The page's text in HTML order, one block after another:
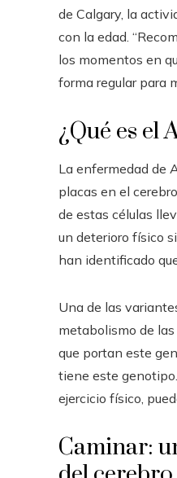
de Calgary, la
con la edad.
los momentos en
forma regular para
¿Qué es el
La enfermedad de
placas en el
de estas células
un deterioro físico
han identificado
Una de las
metabolismo de
que portan este
tiene este
ejercicio físico,
Caminar: